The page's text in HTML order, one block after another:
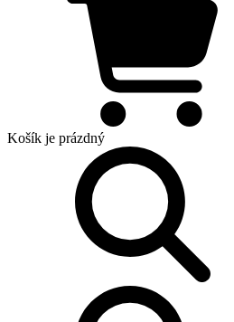
Košík je prázdný